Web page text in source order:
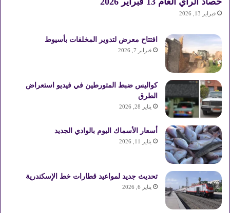
فبراير 13, 2026
افتتاح معرض لتدوير المخلفات بأسيوط
فبراير 7, 2026
كواليس ضبط المتورطين في فيديو استعراض
الطرق
يناير 28, 2026
أسعار الأسماك اليوم بالوادي الجديد
يناير 11, 2026
تحديث جديد لمواعيد قطارات خط الإسكندرية
يناير 6, 2026